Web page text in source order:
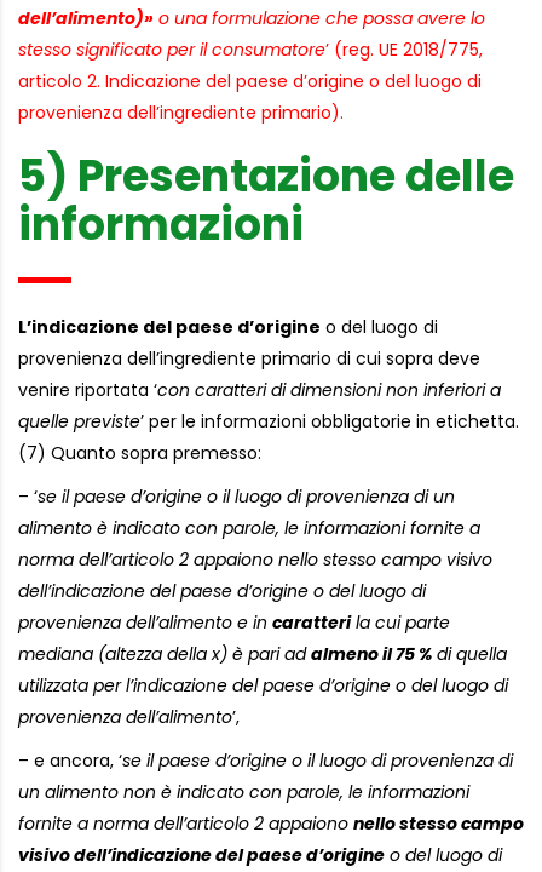
dell’alimento)» o una formulazione che possa avere lo
stesso significato per il consumatore’ (reg. UE 2018/775,
articolo 2. Indicazione del paese d’origine o del luogo di
provenienza dell’ingrediente primario).
5) Presentazione delle
informazioni
L’indicazione del paese d’origine o del luogo di
provenienza dell’ingrediente primario di cui sopra deve
venire riportata ‘con caratteri di dimensioni non inferiori a
quelle previste’ per le informazioni obbligatorie in etichetta.
(7) Quanto sopra premesso:
– ‘se il paese d’origine o il luogo di provenienza di un
alimento è indicato con parole, le informazioni fornite a
norma dell’articolo 2 appaiono nello stesso campo visivo
dell’indicazione del paese d’origine o del luogo di
provenienza dell’alimento e in caratterila cui parte
mediana (altezza della x) è pari adalmeno il 75 % di quella
utilizzata per l’indicazione del paese d’origine o del luogo di
provenienza dell’alimento’,
– e ancora, ‘se il paese d’origine o il luogo di provenienza di
un alimento non è indicato con parole, le informazioni
fornite a norma dell’articolo 2 appaiono nello stesso campo
visivo dell’indicazione del paese d’origine o del luogo di